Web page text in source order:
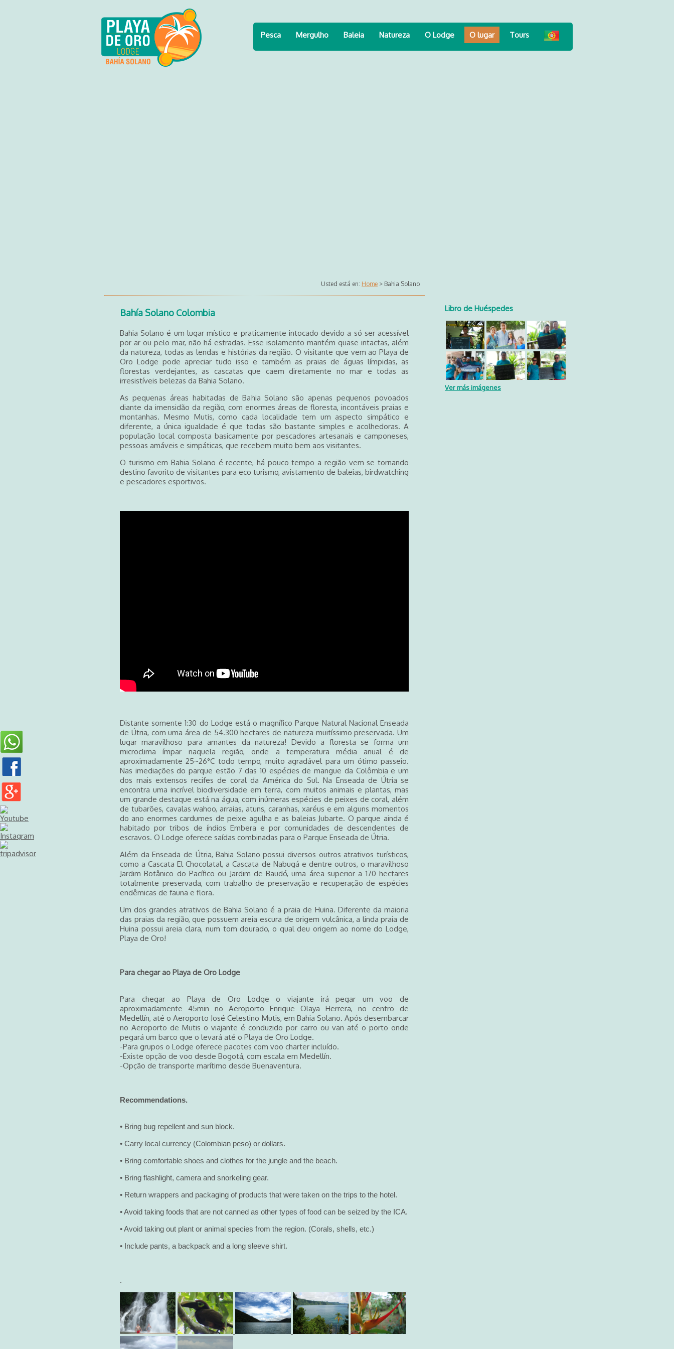
Pesca Mergulho Baleia Natureza O Lodge O lugar Tours
Usted está en: Home > Bahia Solano
Bahía Solano Colombia
Bahia Solano é um lugar místico e praticamente intocado devido a só ser acessível
por ar ou pelo mar, não há estradas. Esse isolamento mantém quase intactas, além
da natureza, todas as lendas e histórias da região. O visitante que vem ao Playa de
Oro Lodge pode apreciar tudo isso e também as praias de águas límpidas, as
florestas verdejantes, as cascatas que caem diretamente no mar e todas as
irresistíveis belezas da Bahia Solano.
As pequenas áreas habitadas de Bahia Solano são apenas pequenos povoados
diante da imensidão da região, com enormes áreas de floresta, incontáveis praias e
montanhas. Mesmo Mutis, como cada localidade tem um aspecto simpático e
diferente, a única igualdade é que todas são bastante simples e acolhedoras. A
população local composta basicamente por pescadores artesanais e camponeses,
pessoas amáveis e simpáticas, que recebem muito bem aos visitantes.
O turismo em Bahia Solano é recente, há pouco tempo a região vem se tornando
destino favorito de visitantes para eco turismo, avistamento de baleias, birdwatching
e pescadores esportivos.
Distante somente 1:30 do Lodge está o magnífico Parque Natural Nacional Enseada
de Útria, com uma área de 54.300 hectares de natureza muitíssimo preservada. Um
lugar maravilhoso para amantes da natureza! Devido a floresta se forma um
microclima ímpar naquela região, onde a temperatura média anual é de
aproximadamente 25~26°C todo tempo, muito agradável para um ótimo passeio.
Nas imediações do parque estão 7 das 10 espécies de mangue da Colômbia e um
dos mais extensos recifes de coral da América do Sul. Na Enseada de Útria se
encontra uma incrível biodiversidade em terra, com muitos animais e plantas, mas
um grande destaque está na água, com inúmeras espécies de peixes de coral, além
de tubarões, cavalas wahoo, arraias, atuns, caranhas, xaréus e em alguns momentos
do ano enormes cardumes de peixe agulha e as baleias Jubarte. O parque ainda é
habitado por tribos de índios Embera e por comunidades de descendentes de
escravos. O Lodge oferece saídas combinadas para o Parque Enseada de Útria.
Além da Enseada de Útria, Bahia Solano possui diversos outros atrativos turísticos,
como a Cascata El Chocolatal, a Cascata de Nabugá e dentre outros, o maravilhoso
Jardim Botânico do Pacífico ou Jardim de Baudó, uma área superior a 170 hectares
totalmente preservada, com trabalho de preservação e recuperação de espécies
endêmicas de fauna e flora.
Um dos grandes atrativos de Bahia Solano é a praia de Huina. Diferente da maioria
das praias da região, que possuem areia escura de origem vulcânica, a linda praia de
Huina possui areia clara, num tom dourado, o qual deu origem ao nome do Lodge,
Playa de Oro!
Para chegar ao Playa de Oro Lodge
Para chegar ao Playa de Oro Lodge o viajante irá pegar um voo de
aproximadamente 45min no Aeroporto Enrique Olaya Herrera, no centro de
Medellín, até o Aeroporto José Celestino Mutis, em Bahia Solano. Após desembarcar
no Aeroporto de Mutis o viajante é conduzido por carro ou van até o porto onde
pegará um barco que o levará até o Playa de Oro Lodge.
-Para grupos o Lodge oferece pacotes com voo charter incluído.
-Existe opção de voo desde Bogotá, com escala em Medellín.
-Opção de transporte marítimo desde Buenaventura.
Recommendations.
• Bring bug repellent and sun block.
• Carry local currency (Colombian peso) or dollars.
• Bring comfortable shoes and clothes for the jungle and the beach.
• Bring flashlight, camera and snorkeling gear.
• Return wrappers and packaging of products that were taken on the trips to the hotel.
• Avoid taking foods that are not canned as other types of food can be seized by the ICA.
• Avoid taking out plant or animal species from the region. (Corals, shells, etc.)
• Include pants, a backpack and a long sleeve shirt.
.
Libro de Huéspedes
Ver más imágenes